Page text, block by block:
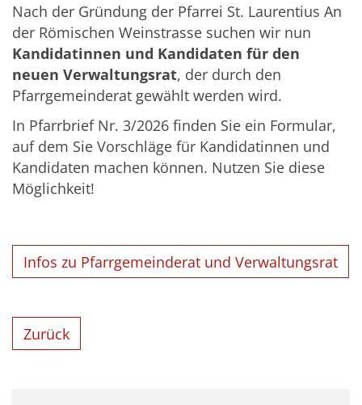
Nach der Gründung der Pfarrei St. Laurentius An
der Römischen Weinstrasse suchen wir nun
Kandidatinnen und Kandidaten für den
neuen Verwaltungsrat, der durch den
Pfarrgemeinderat gewählt werden wird.
In Pfarrbrief Nr. 3/2026 finden Sie ein Formular,
auf dem Sie Vorschläge für Kandidatinnen und
Kandidaten machen können. Nutzen Sie diese
Möglichkeit!
Infos zu Pfarrgemeinderat und Verwaltungsrat
Zurück